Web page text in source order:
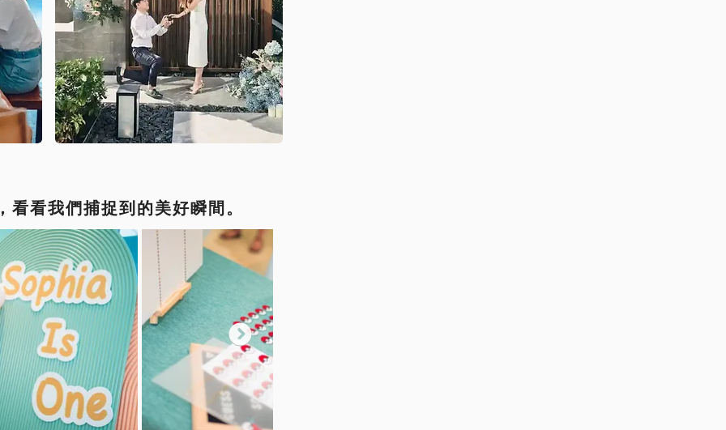
看看我們捕捉到的美好瞬間。